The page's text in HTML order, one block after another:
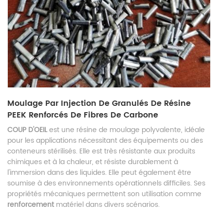
Moulage Par Injection De Granulés De Résine
PEEK Renforcés De Fibres De Carbone
COUP D'OEILest une résine de moulage polyvalente, idéale
pour les applications nécessitant des équipements ou des
conteneurs stérilisés. Elle est très résistante aux produits
chimiques et à la chaleur, et résiste durablement à
l'immersion dans des liquides. Elle peut également être
soumise à des environnements opérationnels difficiles. Ses
propriétés mécaniques permettent son utilisation comme
renforcement matériel dans divers scénarios.